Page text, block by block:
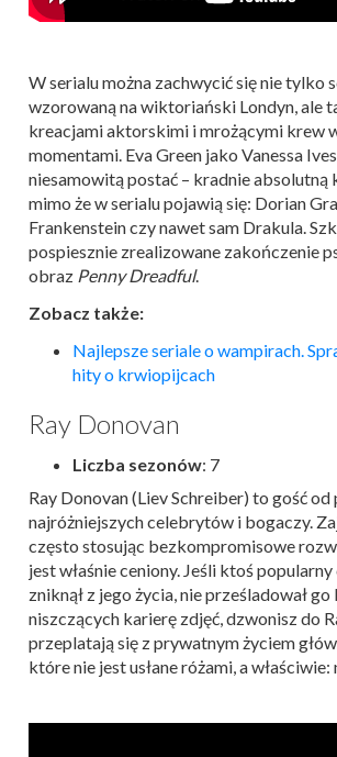
W serialu można zachwycić się nie tylko
wzorowaną na wiktoriański Londyn, ale
kreacjami aktorskimi i mrożącymi krew
momentami. Eva Green jako Vanessa
niesamowitą postać – kradnie absolutną
mimo że w serialu pojawią się: Dorian
Frankenstein czy nawet sam Drakula.
pospiesznie zrealizowane zakończenie
obraz Penny Dreadful.
Zobacz także:
Najlepsze seriale o wampirach.
hity o krwiopijcach
Ray Donovan
Liczba sezonów: 7
Ray Donovan (Liev Schreiber) to gość
najróżniejszych celebrytów i bogaczy.
często stosując bezkompromisowe
jest właśnie ceniony. Jeśli ktoś
zniknął z jego życia, nie prześladował go
niszczących karierę zdjęć, dzwonisz do
przeplatają się z prywatnym życiem
które nie jest usłane różami, a właściwie: